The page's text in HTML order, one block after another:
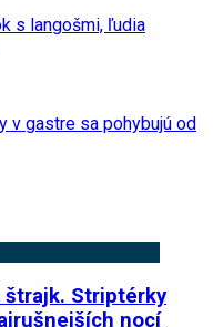
s langošmi, ľudia
v gastre sa pohybujú od
štrajk. Striptérky
nocí